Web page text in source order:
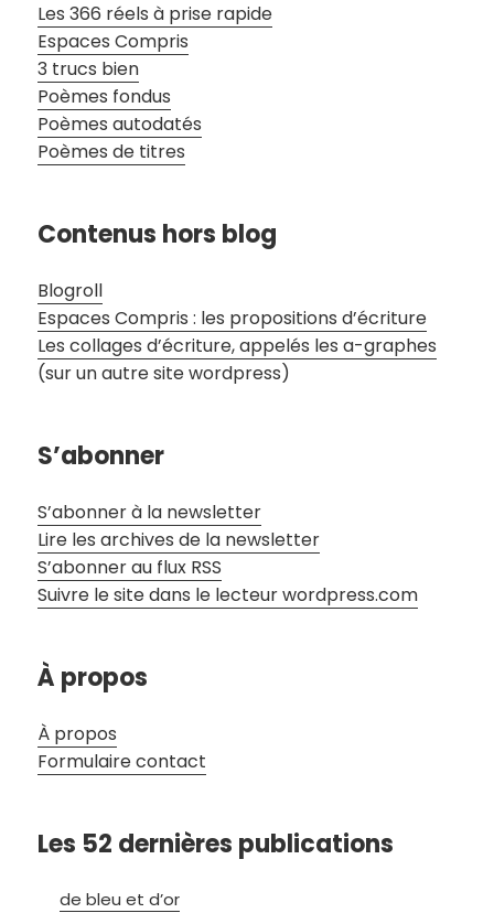
Les 366 réels à prise rapide
Espaces Compris
3 trucs bien
Poèmes fondus
Poèmes autodatés
Poèmes de titres
Contenus hors blog
Blogroll
Espaces Compris : les propositions d’écriture
Les collages d’écriture, appelés les a-graphes
(sur un autre site wordpress)
S’abonner
S’abonner à la newsletter
Lire les archives de la newsletter
S’abonner au flux RSS
Suivre le site dans le lecteur wordpress.com
À propos
À propos
Formulaire contact
Les 52 dernières publications
de bleu et d’or